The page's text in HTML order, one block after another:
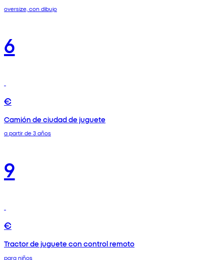
oversize, con dibujo
6
€
Camión de ciudad de juguete
a partir de 3 años
9
€
Tractor de juguete con control remoto
para niños